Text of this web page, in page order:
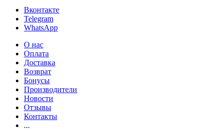
Вконтакте
Telegram
WhatsApp
О нас
Оплата
Доставка
Возврат
Бонусы
Производители
Новости
Отзывы
Контакты
...